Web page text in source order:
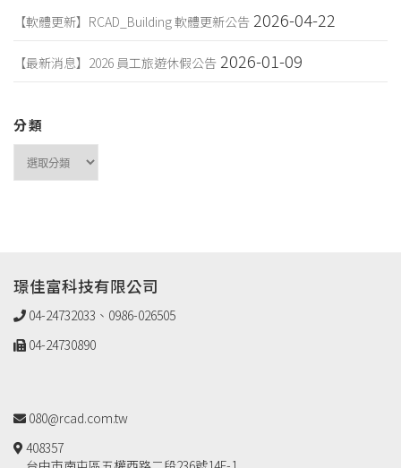
【軟體更新】RCAD_Building 軟體更新公告 2026-04-22
【最新消息】2026 員工旅遊休假公告 2026-01-09
分類
璟佳富科技有限公司
04-24732033、0986-026505
04-24730890
080@rcad.com.tw
408357